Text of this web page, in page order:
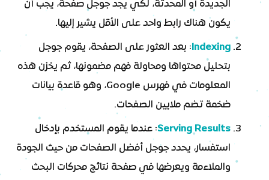
الجديدة أو المحدثة، لكي يجد جوجل صفحة، يجب أن
يكون هناك رابط واحد على الأقل يشير إليها.
Indexing: بعد العثور على الصفحة، يقوم جوجل
بتحليل محتواها ومحاولة فهم مضمونها، ثم يخزن هذه
المعلومات في فهرس Google، وهو قاعدة بيانات
ضخمة تضم ملايين الصفحات.
Serving Results: عندما يقوم المستخدم بإدخال
استفسار، يحدد جوجل أفضل الصفحات من حيث الجودة
والملاءمة ويعرضها في صفحة نتائج محركات البحث